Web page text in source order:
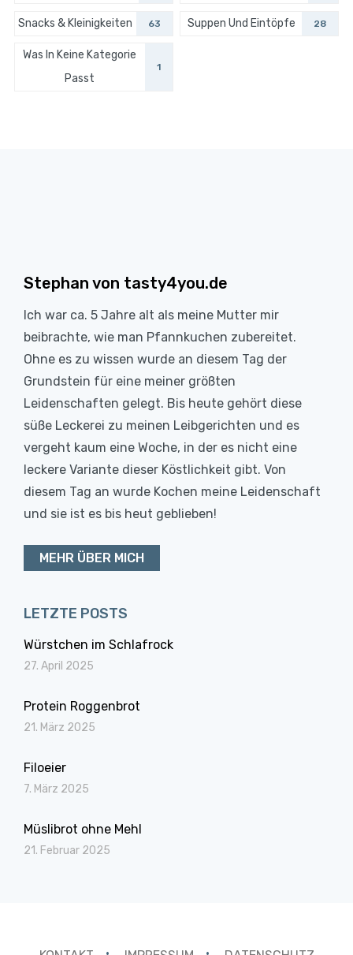
Snacks & Kleinigkeiten 63 Suppen Und Eintöpfe 28
Was In Keine Kategorie
Passt
1
Stephan von tasty4you.de
Ich war ca. 5 Jahre alt als meine Mutter mir
beibrachte, wie man Pfannkuchen zubereitet.
Ohne es zu wissen wurde an diesem Tag der
Grundstein für eine meiner größten
Leidenschaften gelegt. Bis heute gehört diese
süße Leckerei zu meinen Leibgerichten und es
vergeht kaum eine Woche, in der es nicht eine
leckere Variante dieser Köstlichkeit gibt. Von
diesem Tag an wurde Kochen meine Leidenschaft
und sie ist es bis heut geblieben!
MEHR ÜBER MICH
LETZTE POSTS
Würstchen im Schlafrock
27. April 2025
Protein Roggenbrot
21. März 2025
Filoeier
7. März 2025
Müslibrot ohne Mehl
21. Februar 2025